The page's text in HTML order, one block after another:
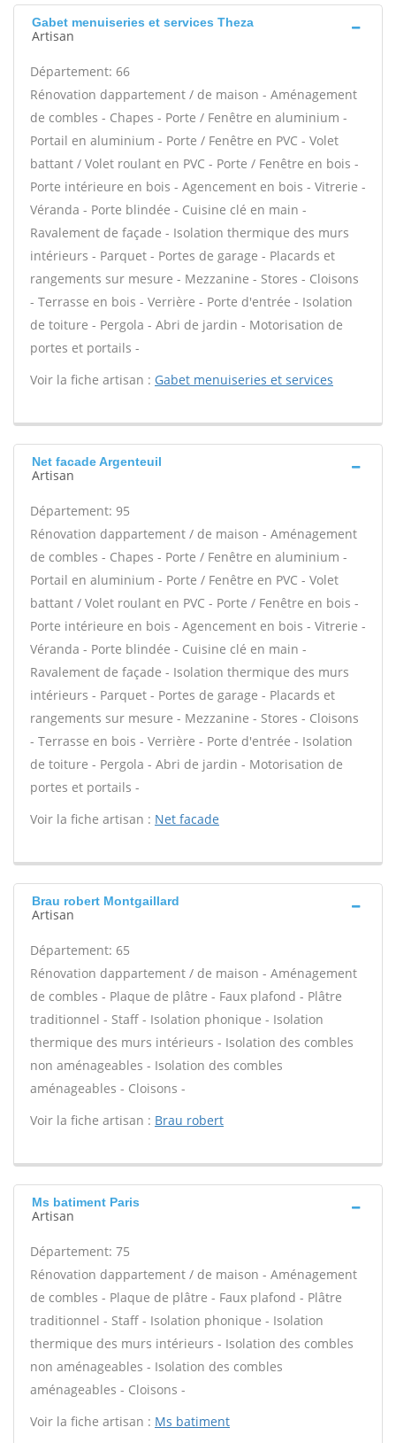
Gabet menuiseries et services Theza
Artisan
Département: 66
Rénovation dappartement / de maison - Aménagement
de combles - Chapes - Porte / Fenêtre en aluminium -
Portail en aluminium - Porte / Fenêtre en PVC - Volet
battant / Volet roulant en PVC - Porte / Fenêtre en bois -
Porte intérieure en bois - Agencement en bois - Vitrerie -
Véranda - Porte blindée - Cuisine clé en main -
Ravalement de façade - Isolation thermique des murs
intérieurs - Parquet - Portes de garage - Placards et
rangements sur mesure - Mezzanine - Stores - Cloisons
- Terrasse en bois - Verrière - Porte d'entrée - Isolation
de toiture - Pergola - Abri de jardin - Motorisation de
portes et portails -
Voir la fiche artisan : Gabet menuiseries et services
Net facade Argenteuil
Artisan
Département: 95
Rénovation dappartement / de maison - Aménagement
de combles - Chapes - Porte / Fenêtre en aluminium -
Portail en aluminium - Porte / Fenêtre en PVC - Volet
battant / Volet roulant en PVC - Porte / Fenêtre en bois -
Porte intérieure en bois - Agencement en bois - Vitrerie -
Véranda - Porte blindée - Cuisine clé en main -
Ravalement de façade - Isolation thermique des murs
intérieurs - Parquet - Portes de garage - Placards et
rangements sur mesure - Mezzanine - Stores - Cloisons
- Terrasse en bois - Verrière - Porte d'entrée - Isolation
de toiture - Pergola - Abri de jardin - Motorisation de
portes et portails -
Voir la fiche artisan : Net facade
Brau robert Montgaillard
Artisan
Département: 65
Rénovation dappartement / de maison - Aménagement
de combles - Plaque de plâtre - Faux plafond - Plâtre
traditionnel - Staff - Isolation phonique - Isolation
thermique des murs intérieurs - Isolation des combles
non aménageables - Isolation des combles
aménageables - Cloisons -
Voir la fiche artisan : Brau robert
Ms batiment Paris
Artisan
Département: 75
Rénovation dappartement / de maison - Aménagement
de combles - Plaque de plâtre - Faux plafond - Plâtre
traditionnel - Staff - Isolation phonique - Isolation
thermique des murs intérieurs - Isolation des combles
non aménageables - Isolation des combles
aménageables - Cloisons -
Voir la fiche artisan : Ms batiment